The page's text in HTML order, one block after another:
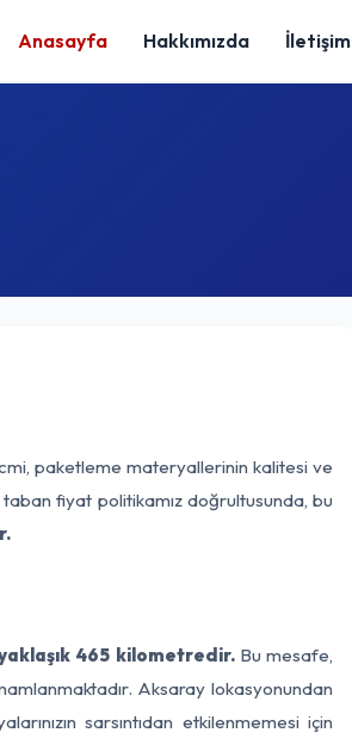
Anasayfa Hakkımızda İletişim
paketleme materyallerinin kalitesi ve
fiyat politikamız doğrultusunda, bu
465 kilometredir.Bu mesafe,
Aksaray lokasyonundan
sarsıntıdan etkilenmemesi için